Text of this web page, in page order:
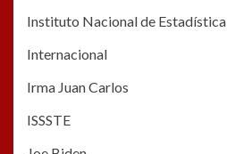
Instituto Nacional de
Internacional
Irma Juan Carlos
ISSSTE